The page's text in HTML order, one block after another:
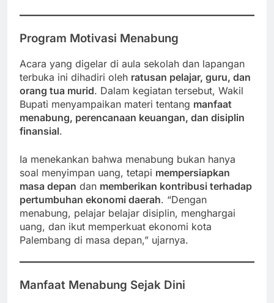
Program Motivasi Menabung
Acara yang digelar di aula sekolah dan lapangan
terbuka ini dihadiri oleh ratusan pelajar, guru, dan
orang tua murid. Dalam kegiatan tersebut, Wakil
Bupati menyampaikan materi tentang manfaat
menabung, perencanaan keuangan, dan disiplin
finansial.
Ia menekankan bahwa menabung bukan hanya
soal menyimpan uang, tetapi mempersiapkan
masa depan dan memberikan kontribusi terhadap
pertumbuhan ekonomi daerah. “Dengan
menabung, pelajar belajar disiplin, menghargai
uang, dan ikut memperkuat ekonomi kota
Palembang di masa depan,” ujarnya.
Manfaat Menabung Sejak Dini